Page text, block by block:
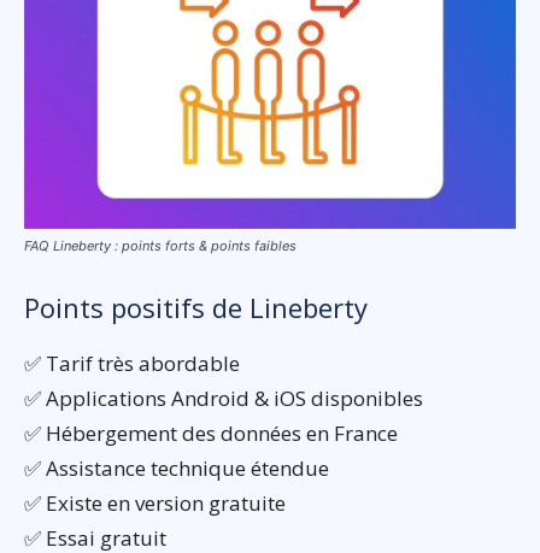
FAQ Lineberty : points forts & points faibles
Points positifs de Lineberty
✅ Tarif très abordable
✅ Applications Android & iOS disponibles
✅ Hébergement des données en France
✅ Assistance technique étendue
✅ Existe en version gratuite
✅ Essai gratuit